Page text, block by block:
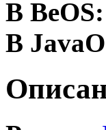
В BeOS:
В